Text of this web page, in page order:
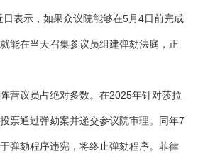
日表示，如果众议院能够在5月4日前完成
能在当天召集参议员组建弹劾法庭，正
营议员占绝对多数。在2025年针对莎拉
票通过弹劾案并递交参议院审理。同年7
弹劾程序违宪，将终止弹劾程序。菲律